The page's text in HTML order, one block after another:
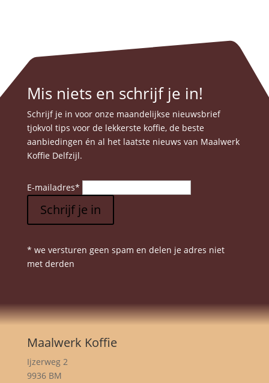
Mis niets en schrijf je in!
Schrijf je in voor onze maandelijkse nieuwsbrief
tjokvol tips voor de lekkerste koffie, de beste
aanbiedingen én al het laatste nieuws van Maalwerk
Koffie Delfzijl.
E-mailadres*
Schrijf je in
* we versturen geen spam en delen je adres niet
met derden
Maalwerk Koffie
Ijzerweg 2
9936 BM